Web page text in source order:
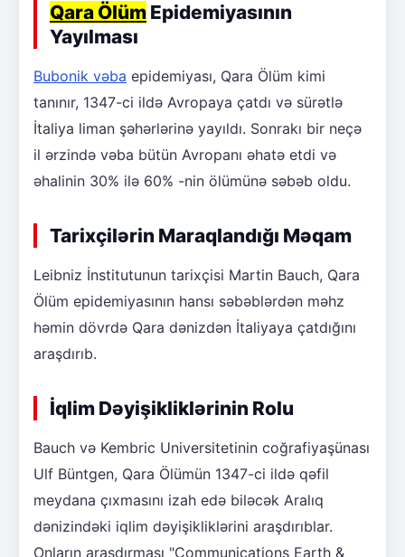
Qara Ölüm Epidemiyasının
Yayılması
Bubonik vəba epidemiyası, Qara Ölüm kimi
tanınır, 1347-ci ildə Avropaya çatdı və sürətlə
İtaliya liman şəhərlərinə yayıldı. Sonrakı bir neçə
il ərzində vəba bütün Avropanı əhatə etdi və
əhalinin 30% ilə 60% -nin ölümünə səbəb oldu.
Tarixçilərin Maraqlandığı Məqam
Leibniz İnstitutunun tarixçisi Martin Bauch, Qara
Ölüm epidemiyasının hansı səbəblərdən məhz
həmin dövrdə Qara dənizdən İtaliyaya çatdığını
araşdırıb.
İqlim Dəyişikliklərinin Rolu
Bauch və Kembric Universitetinin coğrafiyaşünası
Ulf Büntgen, Qara Ölümün 1347-ci ildə qəfil
meydana çıxmasını izah edə biləcək Aralıq
dənizindəki iqlim dəyişikliklərini araşdırıblar.
Onların araşdırması "Communications Earth &